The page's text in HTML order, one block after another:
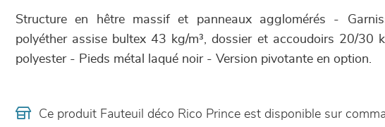
Structure en hêtre massif et panneaux agglomérés -
polyéther assise bultex 43 kg/m³, dossier et accoudoirs 20/30
polyester - Pieds métal laqué noir - Version pivotante en option.
Ce produit Fauteuil déco Rico Prince est disponible sur